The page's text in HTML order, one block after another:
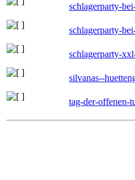
schlagerparty-
schlagerparty-
schlagerparty-
silvanas--
tag-der-offenen-